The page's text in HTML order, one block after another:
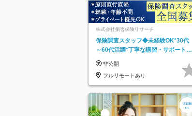
株式会社損害保険リサーチ
保険調査スタッフ◆未経験OK*30代
～60代活躍*丁寧な講習・サポートあ
託
非公開
フルリモートあり